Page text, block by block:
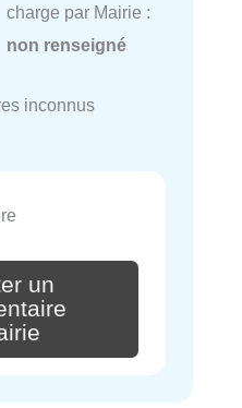
charge par Mairie :
non renseigné
inconnus
un